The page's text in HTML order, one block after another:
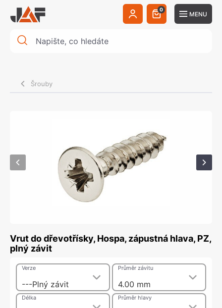
0
MENU
Šrouby
Vrut do dřevotřísky, Hospa, zápustná hlava, PZ,
plný závit
---Plný závit
Verze
4.00 mm
Průměr závitu
Délka Průměr hlavy